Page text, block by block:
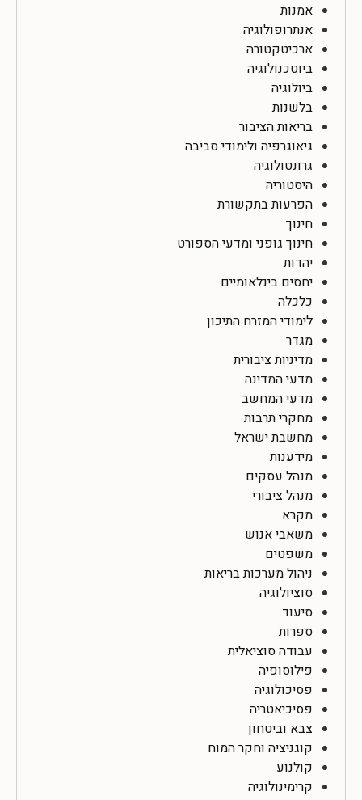
אמנות
אנתרופולוגיה
ארכיטקטורה
ביוטכנולוגיה
ביולוגיה
בלשנות
בריאות הציבור
גיאוגרפיה ולימודי סביבה
גרונטולוגיה
היסטוריה
הפרעות בתקשורת
חינוך
חינוך גופני ומדעי הספורט
יהדות
יחסים בינלאומיים
כלכלה
לימודי המזרח התיכון
מגדר
מדיניות ציבורית
מדעי המדינה
מדעי המחשב
מחקרי תרבות
מחשבת ישראל
מידענות
מנהל עסקים
מנהל ציבורי
מקרא
משאבי אנוש
משפטים
ניהול מערכות בריאות
סוציולוגיה
סיעוד
ספרות
עבודה סוציאלית
פילוסופיה
פסיכולוגיה
פסיכיאטריה
צבא וביטחון
קוגניציה וחקר המוח
קולנוע
קרימינולוגיה